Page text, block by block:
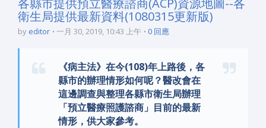
衛生局提供最新資料(1080315更新版)
by editor 一月 30, 2019, 10:43 上午 0 回應
《病主法》在今(108)年上路後，各
縣市的辦理情形如何呢？醫改會在
這邊調查與整理各縣市衛生局辦理
「預立醫療照護諮商」目前的最新
情形，供大家參考。